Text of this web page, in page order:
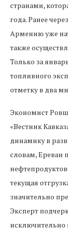
странами,
года. Ранее
Армению уже
также
Только за
топливного
отметку в два
Экономист
«Вестник
динамику в
словам, Ереван
текущая
значительно
Эксперт
исключительно